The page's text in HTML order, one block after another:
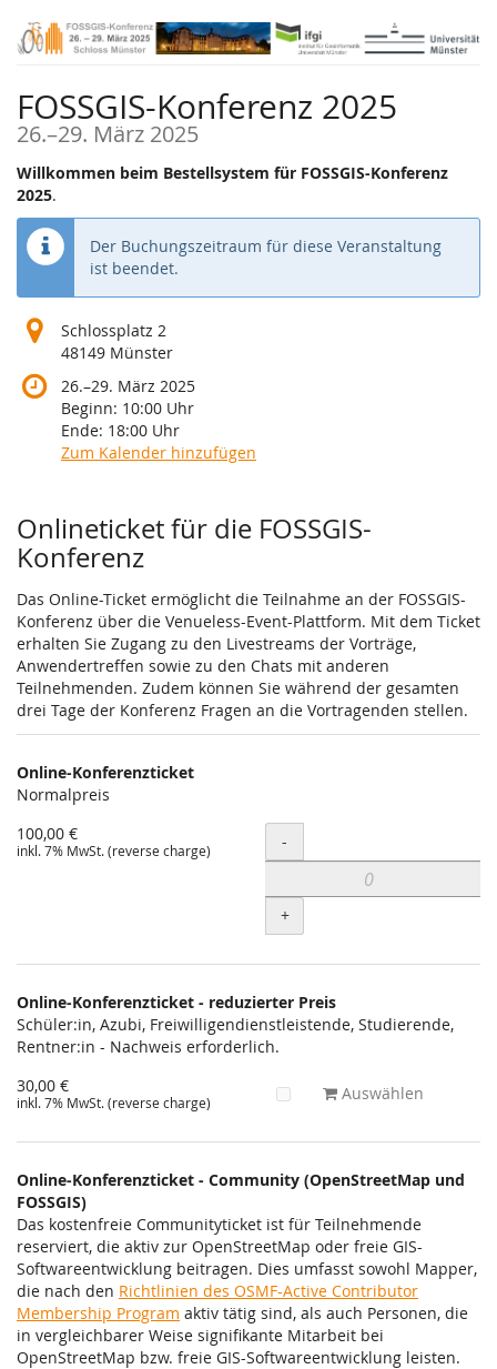
Zum
Haupt-
FOSSGIS-Konferenz 2025
26.–bis
29. März 2025
Willkommen beim Bestellsystem für FOSSGIS-Konferenz
2025.
Der Buchungszeitraum für diese Veranstaltung
ist beendet.
Schlossplatz 2
48149 Münster
26.–bis
29. März 2025
Beginn: 10:00 Uhr
Ende: 18:00 Uhr
Zum Kalender hinzufügen
Produkte
Onlineticket für die FOSSGIS-
Konferenz
Das Online-Ticket ermöglicht die Teilnahme an der FOSSGIS-
Konferenz über die Venueless-Event-Plattform. Mit dem Ticket
erhalten Sie Zugang zu den Livestreams der Vorträge,
Anwendertreffen sowie zu den Chats mit anderen
Teilnehmenden. Zudem können Sie während der gesamten
drei Tage der Konferenz Fragen an die Vortragenden stellen.
Online-Konferenzticket
Normalpreis
100,00 €
inkl. 7% MwSt. (reverse charge) Menge
-
+
Online-Konferenzticket - reduzierter Preis
Schüler:in, Azubi, Freiwilligendienstleistende, Studierende,
Rentner:in - Nachweis erforderlich.
30,00 €
inkl. 7% MwSt. (reverse charge) Auswählen
Online-Konferenzticket - Community (OpenStreetMap und
FOSSGIS)
Das kostenfreie Communityticket ist für Teilnehmende
reserviert, die aktiv zur OpenStreetMap oder freie GIS-
Softwareentwicklung beitragen. Dies umfasst sowohl Mapper,
die nach den Richtlinien des OSMF-Active Contributor
Membership Program aktiv tätig sind, als auch Personen, die
in vergleichbarer Weise signifikante Mitarbeit bei
OpenStreetMap bzw. freie GIS-Softwareentwicklung leisten.